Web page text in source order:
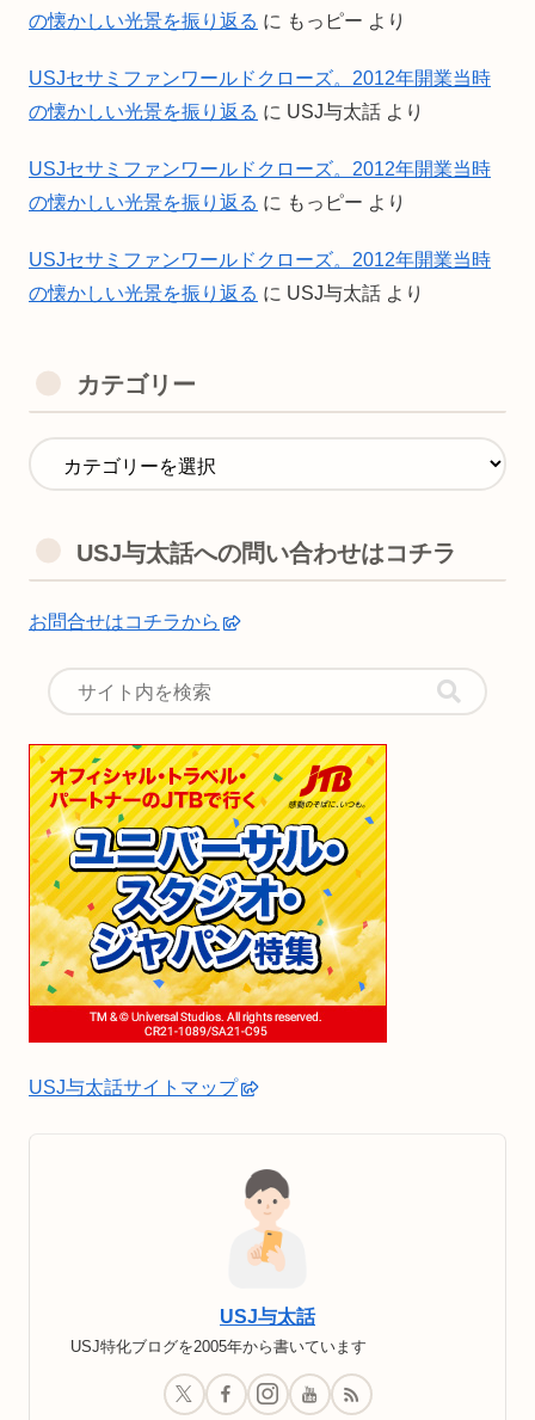
の懐かしい光景を振り返る に もっピー より
USJセサミファンワールドクローズ。2012年開業当時
の懐かしい光景を振り返る に USJ与太話 より
USJセサミファンワールドクローズ。2012年開業当時
の懐かしい光景を振り返る に もっピー より
USJセサミファンワールドクローズ。2012年開業当時
の懐かしい光景を振り返る に USJ与太話 より
カテゴリー
USJ与太話への問い合わせはコチラ
お問合せはコチラから
USJ与太話サイトマップ
USJ与太話
USJ特化ブログを2005年から書いています